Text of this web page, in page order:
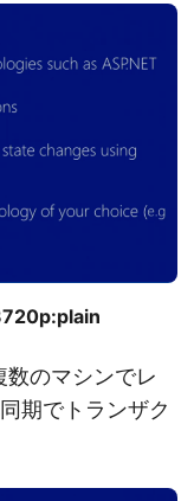
のマシンでレ
期でトランザク